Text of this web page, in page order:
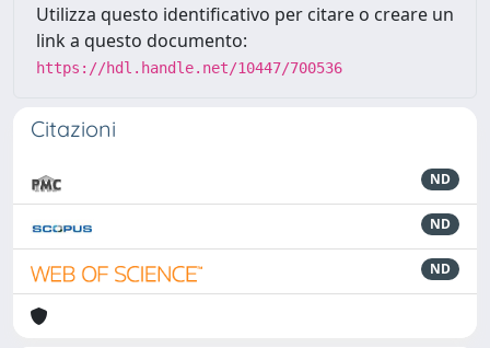
Utilizza questo identificativo per citare o creare un
link a questo documento:
https://hdl.handle.net/10447/700536
Citazioni
ND
ND
ND